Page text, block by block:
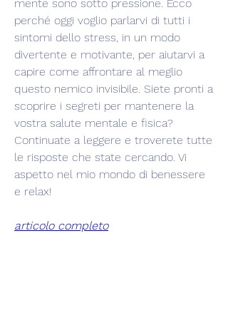
mente sono sotto pressione. Ecco
perché oggi voglio parlarvi di tutti i
sintomi dello stress, in un modo
divertente e motivante, per aiutarvi a
capire come affrontare al meglio
questo nemico invisibile. Siete pronti a
scoprire i segreti per mantenere la
vostra salute mentale e fisica?
Continuate a leggere e troverete tutte
le risposte che state cercando. Vi
aspetto nel mio mondo di benessere
e relax!
articolo completo